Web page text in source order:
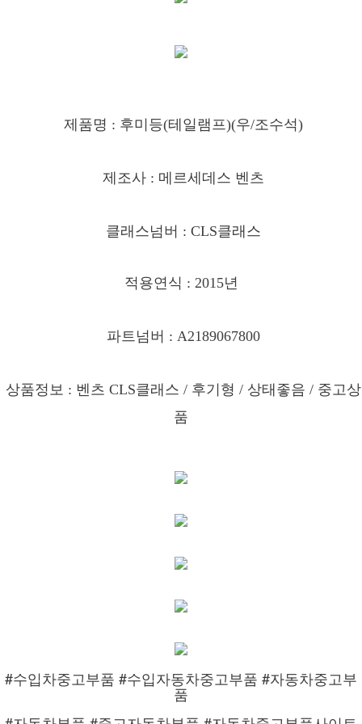
제품명 : 후미등(테일램프)(우/조수석)
제조사 : 메르세데스 벤츠
클래스넘버 : CLS클래스
적용연식 : 2015년
파트넘버 : A2189067800
상품정보 : 벤츠 CLS클래스 / 후기형 / 상태좋음 / 중고상
품
#수입차중고부품 #수입자동차중고부품 #자동차중고부
품